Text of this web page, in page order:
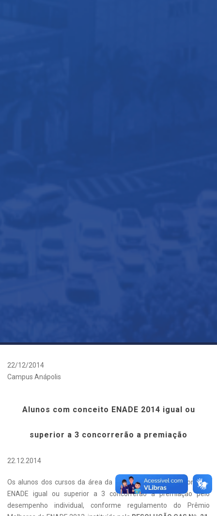
22/12/2014
Campus Anápolis
Alunos com conceito ENADE 2014 igual ou
superior a 3 concorrerão a premiação
22.12.2014
Os alunos dos cursos da área da saúde que tiveram o conceito
ENADE igual ou superior a 3 concorrerão à premiação pelo
desempenho individual, conforme regulamento do Prêmio